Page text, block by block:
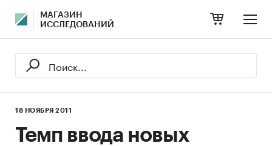
МАГАЗИН
ИССЛЕДОВАНИЙ
18 НОЯБРЯ 2011
Темп ввода новых